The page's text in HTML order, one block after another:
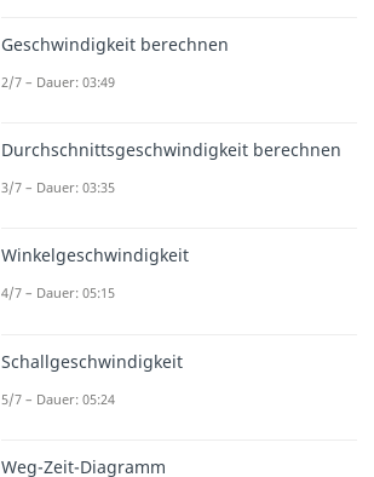
Geschwindigkeit berechnen
2/7 – Dauer: 03:49
Durchschnittsgeschwindigkeit berechnen
3/7 – Dauer: 03:35
Winkelgeschwindigkeit
4/7 – Dauer: 05:15
Schallgeschwindigkeit
5/7 – Dauer: 05:24
Weg-Zeit-Diagramm